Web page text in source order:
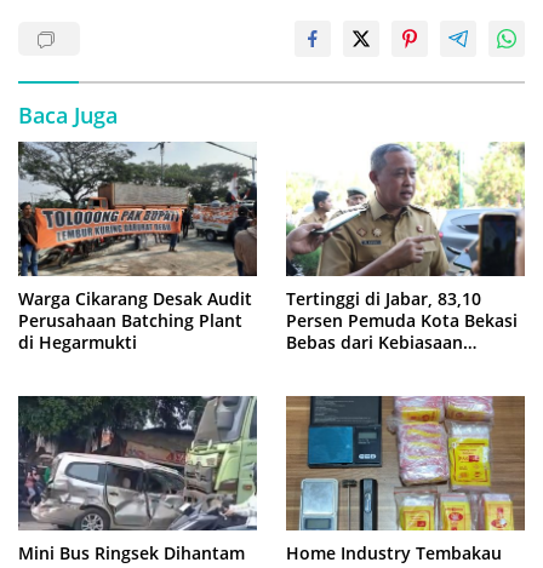
Baca Juga
Warga Cikarang Desak Audit
Perusahaan Batching Plant
di Hegarmukti
Tertinggi di Jabar, 83,10
Persen Pemuda Kota Bekasi
Bebas dari Kebiasaan
Mini Bus Ringsek Dihantam
Home Industry Tembakau